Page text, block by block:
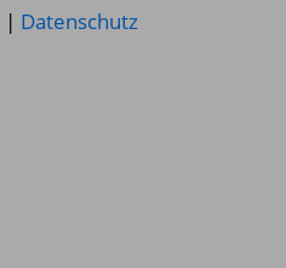
| Datenschutz